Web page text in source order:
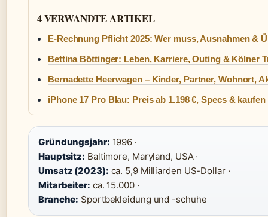
4 VERWANDTE ARTIKEL
E-Rechnung Pflicht 2025: Wer muss, Ausnahmen &
Bettina Böttinger: Leben, Karriere, Outing & Kölner
Bernadette Heerwagen – Kinder, Partner, Wohnort,
iPhone 17 Pro Blau: Preis ab 1.198 €, Specs & kaufen
Gründungsjahr: 1996 ·
Hauptsitz: Baltimore, Maryland, USA ·
Umsatz (2023): ca. 5,9 Milliarden US-Dollar ·
Mitarbeiter: ca. 15.000 ·
Branche: Sportbekleidung und -schuhe